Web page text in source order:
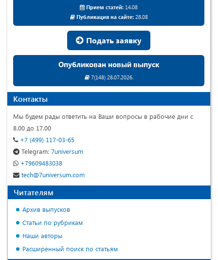
Прием статей: 14.08
Публикация на сайте:28.08
Подать заявку
Опубликован новый выпуск
7(148) 28.07.2026.
Контакты
Мы будем рады ответить на Ваши вопросы в рабочие дни с
8.00 до 17.00
+7 (499) 117-03-65
Telegram: 7universum
+79609483038
tech@7universum.com
Читателям
Архив выпусков
Статьи по рубрикам
Наши авторы
Расширенный поиск по статьям